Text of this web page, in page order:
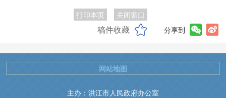
打印本页 关闭窗口
稿件收藏 分享到
主办：洪江市人民政府办公室
网站地图